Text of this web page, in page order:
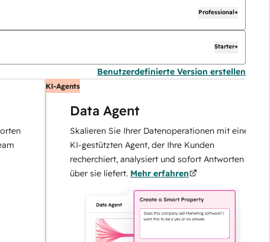
Professional+
Starter+
Benutzerdefinierte Version erstellen
KI-Agents
Data Agent
Skalieren Sie Ihrer Datenoperationen mit einem
KI-gestützten Agent, der Ihre Kunden
recherchiert, analysiert und sofort Antworten
über sie liefert.Mehr erfahren